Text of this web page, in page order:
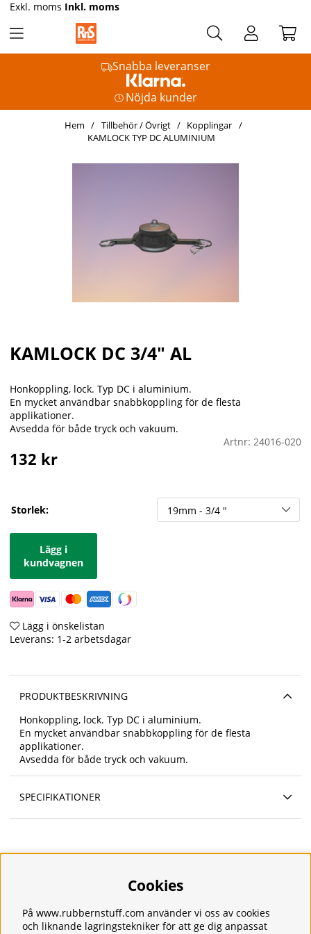
Snabba leveranser
Nöjda kunder
Exkl. moms Inkl. moms
Hem Tillbehör / Övrigt
Kopplingar
KAMLOCK TYP DC ALUMINIUM
KAMLOCK DC 3/4" AL
Honkoppling, lock. Typ DC i aluminium.
En mycket användbar snabbkoppling för de flesta
applikationer.
Avsedda för både tryck och vakuum.
Artnr: 24016-020
132 kr
Storlek:
Lägg i
kundvagnen
Lägg i önskelistan
Leverans: 1-2 arbetsdagar
PRODUKTBESKRIVNING
Honkoppling, lock. Typ DC i aluminium.
En mycket användbar snabbkoppling för de flesta
applikationer.
Avsedda för både tryck och vakuum.
SPECIFIKATIONER
Frakt
Integritetspolicy
Om oss
Cookies
På www.rubbernstuff.com använder vi oss av cookies
och liknande lagringstekniker för att ge dig anpassat